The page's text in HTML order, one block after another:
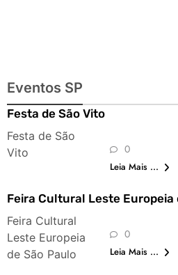
Eventos SP
Festa de São Vito
Festa de São
Vito
0
Leia Mais ...
Feira Cultural Leste Europeia
Feira Cultural
Leste Europeia
de São Paulo
0
Leia Mais ...